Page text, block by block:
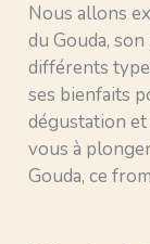
Nous allons
du Gouda,
différents
ses bienfaits
dégustation
vous à
Gouda, ce